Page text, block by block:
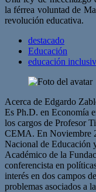
la férrea voluntad de
revolución educativa.
destacado
Educación
educación
Acerca de Edgardo
Es Ph.D. en Economía
los cargos de Profesor
CEMA. En Noviembre
Nacional de Educación
Académico de la
conferencista en
interés en dos campos
problemas asociados a